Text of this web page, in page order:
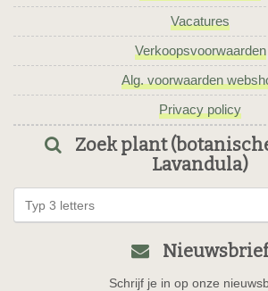
Vacatures
Verkoopsvoorwaarden
Alg. voorwaarden
Privacy policy
Zoek plant
Lavandula)
Nieuwsbrief
Schrijf je in op onze